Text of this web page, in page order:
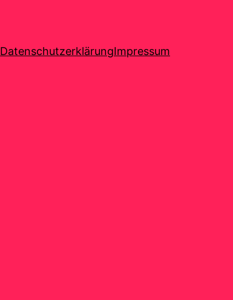
DatenschutzerklärungImpressum